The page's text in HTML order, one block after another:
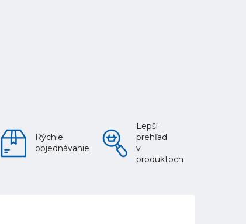
Rýchle
objednávanie
Lepší
prehľad
v
produktoch